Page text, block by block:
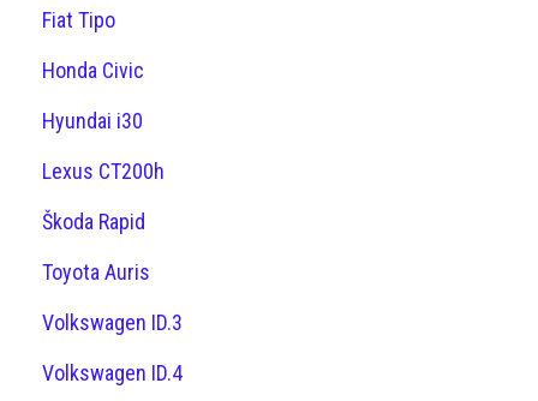
Fiat Tipo
Honda Civic
Hyundai i30
Lexus CT200h
Škoda Rapid
Toyota Auris
Volkswagen ID.3
Volkswagen ID.4